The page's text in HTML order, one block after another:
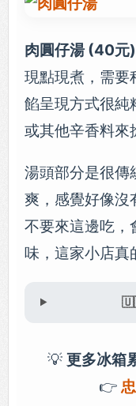
肉圓仔湯 (40元)
現點現煮，需要
餡呈現方式很純
或其他辛香料來
湯頭部分是很傳
爽，感覺好像沒
不要來這邊吃，
味，這家小店真
💡 更多冰箱
👉